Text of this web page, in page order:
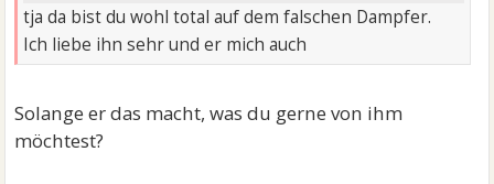
tja da bist du wohl total auf dem falschen Dampfer.
Ich liebe ihn sehr und er mich auch
Solange er das macht, was du gerne von ihm
möchtest?